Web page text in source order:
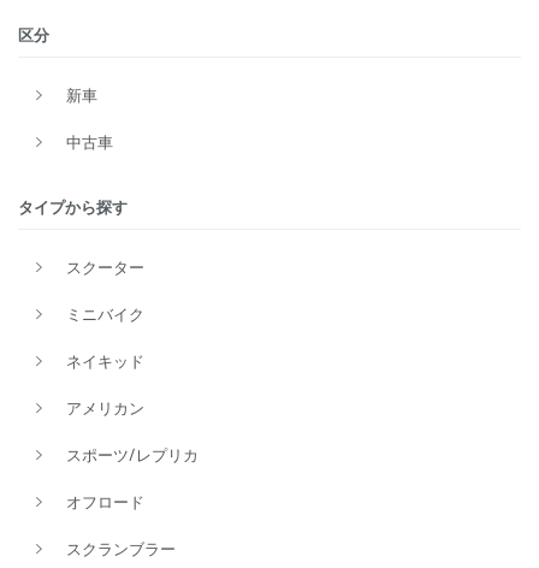
区分
新車
中古車
タイプから探す
スクーター
ミニバイク
ネイキッド
アメリカン
スポーツ/レプリカ
オフロード
スクランブラー
タイプ
価格